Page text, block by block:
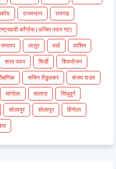
राजस्थान
रायगड
काँग्रेस (अजित पवार गट)
लातूर वर्धा
वाशिम
शरद पवार शिर्डी
शिवभोजन
सचिन तेंडुलकर
संजय राउत
सांगोला सातारा
सिंधुदुर्ग
सोलापुर सोलापूर
हिंगोला